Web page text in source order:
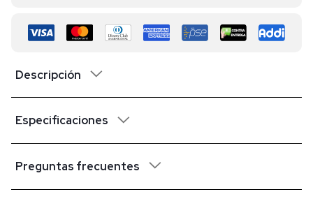
Descripción
Especificaciones
Preguntas frecuentes